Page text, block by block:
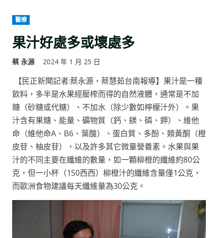
醫療
果汁好處多或壞處多
蔡 永源 2024 年 1 月 25 日
【民正新聞記者:蔡永源，蔡慧茹台南報導】果汁是一種
飲料，多半是水果經壓榨而得的自然液體，通常是不加
糖（砂糖或代糖）、不加水（除少數如檸檬汁外）。果
汁含有果糖、能量、礦物質（鈣、鎂、磷、鉀）、維他
命（維他命A、B6、葉酸）、蛋白質、多酚、類黃酮（橙
皮苷、柚皮苷），以及許多其它微量營養素。水果與果
汁的不同主要在纖維的數量，如一顆柳橙的纖維約80公
克，但一小杯（150西西）柳橙汁的纖維含量僅1公克，
而歐洲食物建議每天纖維量為30公克。